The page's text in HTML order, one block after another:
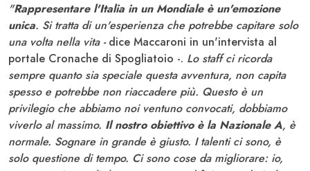
"Rappresentare l'Italia in un Mondiale è un'emozione
unica. Si tratta di un'esperienza che potrebbe capitare solo
una volta nella vita -dice Maccaroni in un'intervista al
portale Cronache di Spogliatoio -. Lo staff ci ricorda
sempre quanto sia speciale questa avventura, non capita
spesso e potrebbe non riaccadere più. Questo è un
privilegio che abbiamo noi ventuno convocati, dobbiamo
viverlo al massimo. Il nostro obiettivo è la Nazionale A, è
normale. Sognare in grande è giusto. I talenti ci sono, è
solo questione di tempo. Ci sono cose da migliorare: io,